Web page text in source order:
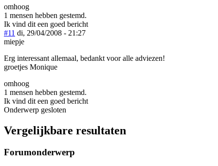
omhoog
1 mensen hebben gestemd.
Ik vind dit een goed bericht
#11 di, 29/04/2008 - 21:27
miepje
Erg interessant allemaal, bedankt voor alle adviezen!
groetjes Monique
omhoog
1 mensen hebben gestemd.
Ik vind dit een goed bericht
Onderwerp gesloten
Vergelijkbare resultaten
Forumonderwerp